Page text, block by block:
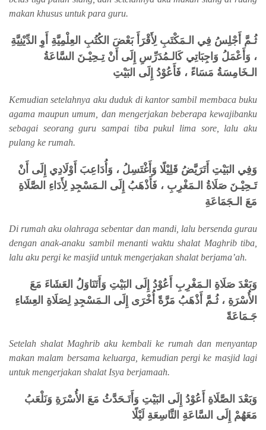
makan khusus untuk para guru.
ثُـمَّ أَجْلِسُ فِي الـمَكْتَبِ لِأَقْرَأَ بَعْضَ الكُتُبِ العِلْمِيَّةِ أَوِ الدِّيْنِيَّةِ
، وَأَعْمَلُ وَاجِبَاتِي كَالـمُدَرِّسِ إِلَى أَنْ تِـحِيْـنَ السَّاعَةُ
الـخَامِسَةُ مَسَاءً ، فَأَعُوْدُ إِلَى البَيْتِ
Kemudian setelahnya aku duduk di kantor sambil membaca buku
agama maupun umum, dan mengerjakan beberapa kewajibanku
sebagai seorang guru sampai tiba pukul lima sore, lalu aku
pulang ke rumah.
وَفِي البَيْتِ أَتَرَيَّضُ قَلِيْلًا وَأَغْتَسِلُ ، وَأُدَاعِبَ أَوْلَادِي إِلَى أَنْ
تَـحِيْـنَ صَلَاةُ الـمَغْرِبِ ، فَأَذْهَبُ إِلَى الـمَسْجِدِ لِأَدَاءِ الصَّلَاةِ
مَعَ الـجَمَاعَةِ
Di rumah aku olahraga sebentar dan mandi, lalu bersenda gurau
dengan anak-anaku sambil menanti waktu shalat Maghrib tiba,
lalu aku pergi ke masjid untuk mengerjakan shalat berjama’ah.
وَبَعْدَ صَلَاةِ الـمَغْرِبِ أَعُوْدُ إِلَى البَيْتِ وَأَتَنَاوَلُ العَشَاءَ مَعَ
الأُسْرَةِ ، ثُـمَّ أَذْهَبُ مَرَّةً أُخْرَى إِلَى الـمَسْجِدِ لِصَلَاةِ العِشَاءِ
جَـمَاعَةً
Setelah shalat Maghrib aku kembali ke rumah dan menyantap
makan malam bersama keluarga, kemudian pergi ke masjid lagi
untuk mengerjakan shalat Isya berjamaah.
وَبَعْدَ الصَّلَاةِ أَعُوْدُ إِلَى البَيْتِ وَأَتَـحَدَّثُ مَعَ الأُسْرَةِ وَنَلْعَبُ
مَعَهُمْ إِلَى السَّاعَةِ التَّاسِعَةِ لَيْلًا